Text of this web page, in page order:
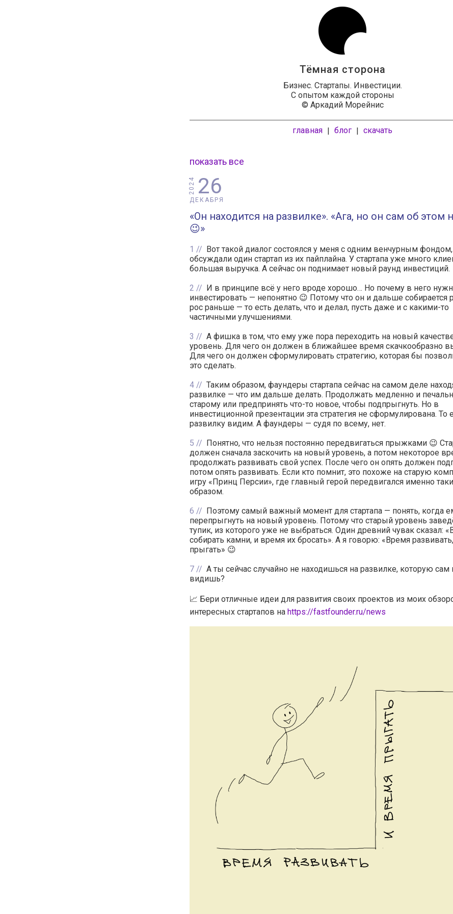
Тёмная сторона
Бизнес. Стартапы. Инвестиции.
С опытом каждой стороны
© Аркадий Морейнис
главная | блог | скачать
показать все
26
ДЕКАБРЯ
2024
«Он находится на развилке». «Ага, но он сам об этом
😉»
1
Вот такой диалог состоялся у меня с одним венчурным
обсуждали один стартап из их пайплайна. У стартапа уже много
большая выручка. А сейчас он поднимает новый раунд инвестиций.
2
И в принципе всё у него вроде хорошо… Но почему в него
инвестировать — непонятно 😉 Потому что он и дальше собирается
рос раньше — то есть делать, что и делал, пусть даже и с какими-то
частичными улучшениями.
3
А фишка в том, что ему уже пора переходить на новый
уровень. Для чего он должен в ближайшее время скачкообразно
Для чего он должен сформулировать стратегию, которая бы
это сделать.
4
Таким образом, фаундеры стартапа сейчас на самом деле
развилке — что им дальше делать. Продолжать медленно и
старому или предпринять что-то новое, чтобы подпрыгнуть. Но в
инвестиционной презентации эта стратегия не сформулирована. То
развилку видим. А фаундеры — судя по всему, нет.
5
Понятно, что нельзя постоянно передвигаться прыжками 😉
должен сначала заскочить на новый уровень, а потом некоторое
продолжать развивать свой успех. После чего он опять должен
потом опять развивать. Если кто помнит, это похоже на старую
игру «Принц Персии», где главный герой передвигался именно
образом.
6
Поэтому самый важный момент для стартапа — понять, когда
перепрыгнуть на новый уровень. Потому что старый уровень
тупик, из которого уже не выбраться. Один древний чувак сказал:
собирать камни, и время их бросать». А я говорю: «Время
прыгать» 😉
7
А ты сейчас случайно не находишься на развилке, которую сам
видишь?
📈 Бери отличные идеи для развития своих проектов из моих
интересных стартапов на https://fastfounder.ru/news